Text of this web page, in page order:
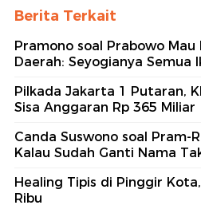
Berita Terkait
Pramono soal Prabowo
Daerah: Seyogianya Semua
Pilkada Jakarta 1 Putaran,
Sisa Anggaran Rp 365 Miliar
Canda Suswono soal Pram-
Kalau Sudah Ganti Nama
Healing Tipis di Pinggir
Ribu